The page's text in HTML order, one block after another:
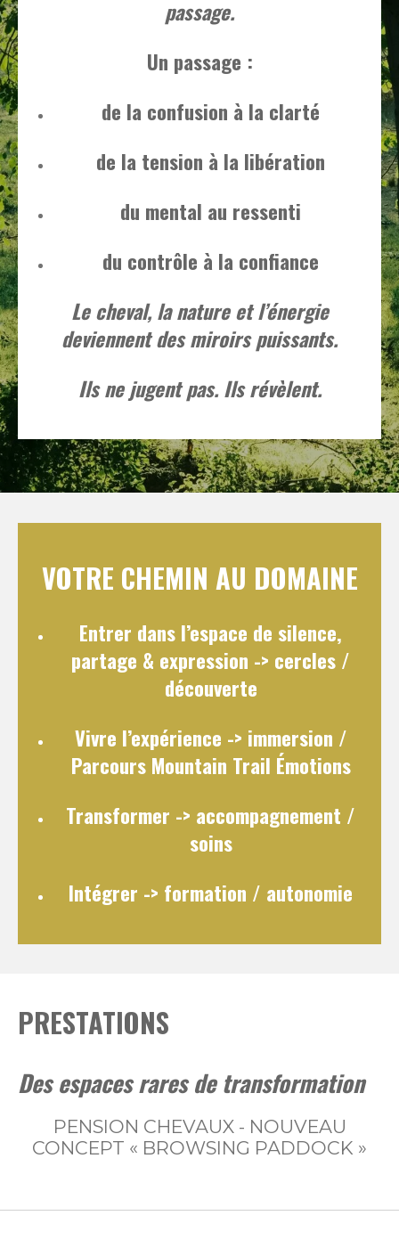
passage.
Un passage :
de la confusion à la clarté
de la tension à la libération
du mental au ressenti
du contrôle à la confiance
Le cheval, la nature et l’énergie
deviennent des miroirs puissants.
Ils ne jugent pas. Ils révèlent.
VOTRE CHEMIN AU DOMAINE
Entrer dans l’espace de silence,
partage & expression -> cercles /
découverte
Vivre l’expérience -> immersion /
Parcours Mountain Trail Émotions
Transformer -> accompagnement /
soins
Intégrer -> formation / autonomie
PRESTATIONS
Des espaces rares de transformation
PENSION CHEVAUX - NOUVEAU
CONCEPT « BROWSING PADDOCK »